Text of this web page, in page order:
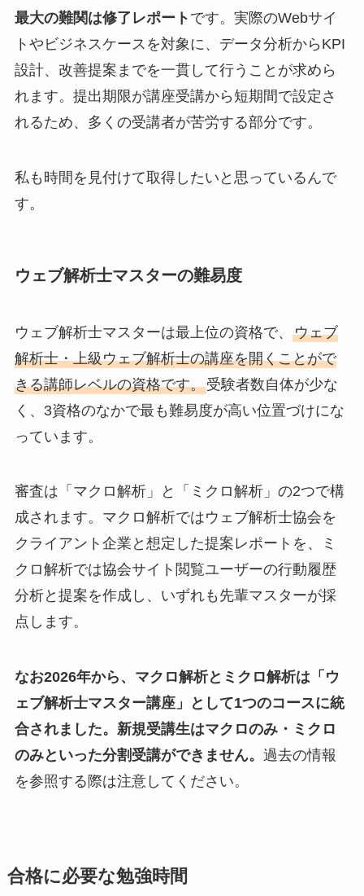
最大の難関は修了レポート です。実際のWebサイ
トやビジネスケースを対象に、データ分析からKPI
設計、改善提案までを一貫して行うことが求めら
れます。提出期限が講座受講から短期間で設定さ
れるため、多くの受講者が苦労する部分です。
私も時間を見付けて取得したいと思っているんで
す。
ウェブ解析士マスターの難易度
ウェブ解析士マスターは最上位の資格で、 ウェブ
解析士・上級ウェブ解析士の講座を開くことがで
きる講師レベルの資格です。受験者数自体が少な
く、3資格のなかで最も難易度が高い位置づけにな
っています。
審査は「マクロ解析」と「ミクロ解析」の2つで構
成されます。マクロ解析ではウェブ解析士協会を
クライアント企業と想定した提案レポートを、ミ
クロ解析では協会サイト閲覧ユーザーの行動履歴
分析と提案を作成し、いずれも先輩マスターが採
点します。
なお2026年から、マクロ解析とミクロ解析は「ウ
ェブ解析士マスター講座」として1つのコースに統
合されました。新規受講生はマクロのみ・ミクロ
のみといった分割受講ができません。 過去の情報
を参照する際は注意してください。
合格に必要な勉強時間